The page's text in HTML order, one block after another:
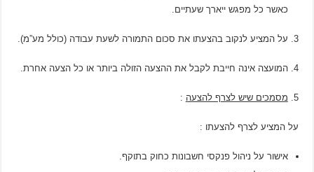
כאשר כל מפגש ייארך שעתיים.
על המציע לנקוב בהצעתו את סכום התמורה לשעת עבודה (כולל מע”מ).
המועצה אינה חייבת לקבל את ההצעה הזולה ביותר או כל הצעה אחרת.
מסמכים שיש לצרף להצעה :
על המציע לצרף להצעתו :
אישור על ניהול פנקסי חשבונות כחוק בתוקף.